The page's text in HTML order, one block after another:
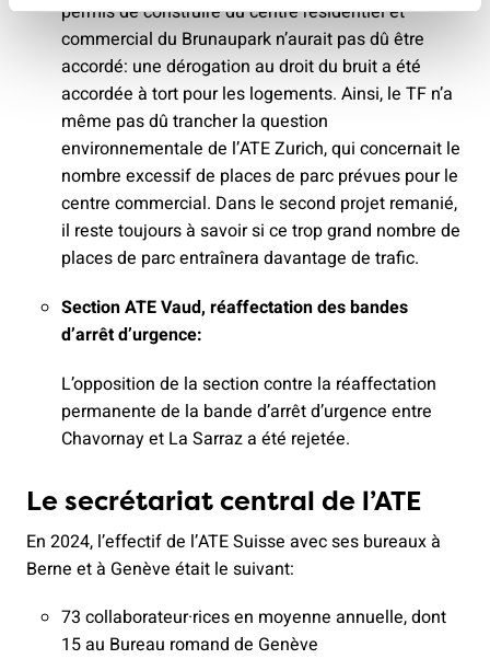
permis de construire du centre résidentiel et
commercial du Brunaupark n’aurait pas dû être
accordé: une dérogation au droit du bruit a été
accordée à tort pour les logements. Ainsi, le TF n’a
même pas dû trancher la question
environnementale de l’ATE Zurich, qui concernait le
nombre excessif de places de parc prévues pour le
centre commercial. Dans le second projet remanié,
il reste toujours à savoir si ce trop grand nombre de
places de parc entraînera davantage de trafic.
Section ATE Vaud, réaffectation des bandes
d’arrêt d’urgence:
L’opposition de la section contre la réaffectation
permanente de la bande d’arrêt d’urgence entre
Chavornay et La Sarraz a été rejetée.
Le secrétariat central de l’ATE
En 2024, l’effectif de l’ATE Suisse avec ses bureaux à
Berne et à Genève était le suivant:
73 collaborateur·rices en moyenne annuelle, dont
15 au Bureau romand de Genève